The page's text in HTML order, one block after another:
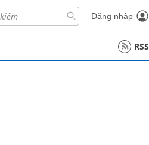
Đăng nhập
RSS